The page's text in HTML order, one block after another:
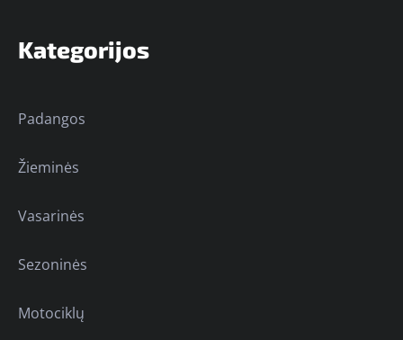
Kategorijos
Padangos
Žieminės
Vasarinės
Sezoninės
Motociklų